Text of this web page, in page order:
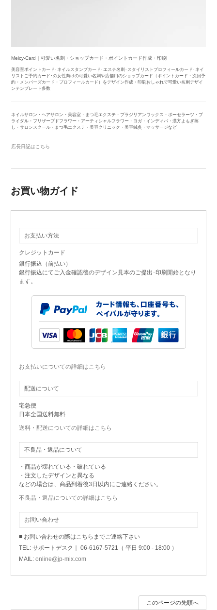
Meicy-Card｜可愛い名刺・ショップカード・ポイントカード作成・印刷
美容室ポイントカード･ネイルスタンプカード･エステ名刺･スタイリストプロフィールカード･ネイ
リストご予約カード･の女性向けの可愛い名刺や店舗用のショップカード（ポイントカード・次回予
約・メンバーズカード・プロフィールカード）をデザイン作成・印刷おしゃれで可愛い名刺デザイ
ンテンプレート多数
ネイルサロン・ヘアサロン・美容室・まつ毛エクステ・ブラジリアンワックス・ポーセラーツ・ブ
ライダル・ブリザーブドフラワー・アーティシャルフラワー・ヨガ・インディバ・漢方よもぎ蒸
し・サロンスクール・まつ毛エクステ・美容クリニック・美容鍼灸・マッサージなど
店長日記はこちら
お買い物ガイド
お支払い方法
クレジットカード
銀行振込（前払い）
銀行振込にてご入金確認後のデザイン見本のご提出･印刷開始となり
ます。
お支払いについての詳細はこちら
配送について
宅急便
日本全国送料無料
送料・配送についての詳細はこちら
不良品・返品について
・商品が壊れている・破れている
・注文したデザインと異なる
などの場合は、商品到着後3日以内にご連絡ください。
不良品・返品についての詳細はこちら
お問い合わせ
■ お問い合わせの際はこちらまでご連絡下さい
TEL: サポートデスク｜ 06-6167-5721（ 平日 9:00 - 18:00 ）
MAIL: online@jp-mix.com
このページの先頭へ